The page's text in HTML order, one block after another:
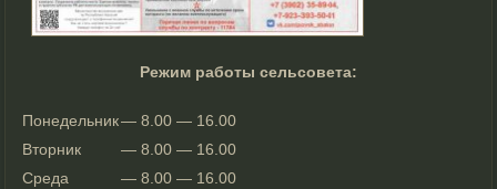
Режим работы сельсовета:
Понедельник— 8.00 — 16.00
Вторник
— 8.00 — 16.00
Среда
— 8.00 — 16.00